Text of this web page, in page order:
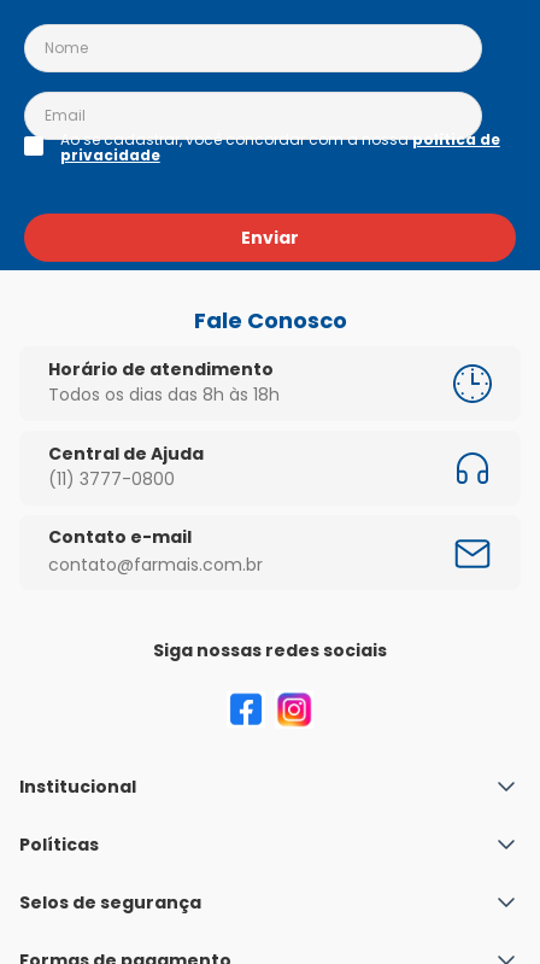
Enviar
Ao se cadastrar, você concordar com a nossapolítica de
privacidade
Fale Conosco
Horário de atendimento
Todos os dias das 8h às 18h
Central de Ajuda
(11) 3777-0800
Contato e-mail
contato@farmais.com.br
Siga nossas redes sociais
Institucional
Quem Somos
Nossas lojas
Políticas
Política de Envio
Selos de segurança